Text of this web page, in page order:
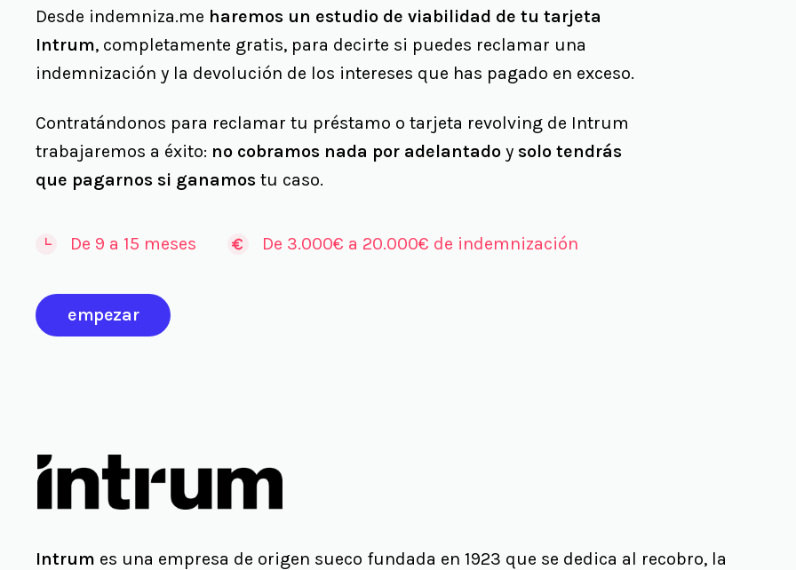
Desde indemniza.me haremos un estudio de viabilidad de tu tarjeta
Intrum, completamente gratis, para decirte si puedes reclamar una
indemnización y la devolución de los intereses que has pagado en exceso.
Contratándonos para reclamar tu préstamo o tarjeta revolving de Intrum
trabajaremos a éxito: no cobramos nada por adelantado y solo tendrás
que pagarnos si ganamos tu caso.
De 9 a 15 meses De 3.000€ a 20.000€ de indemnización
empezar
Intrum es una empresa de origen sueco fundada en 1923 que se dedica al recobro, la